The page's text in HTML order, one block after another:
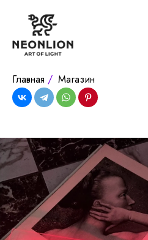
Главная / Магазин